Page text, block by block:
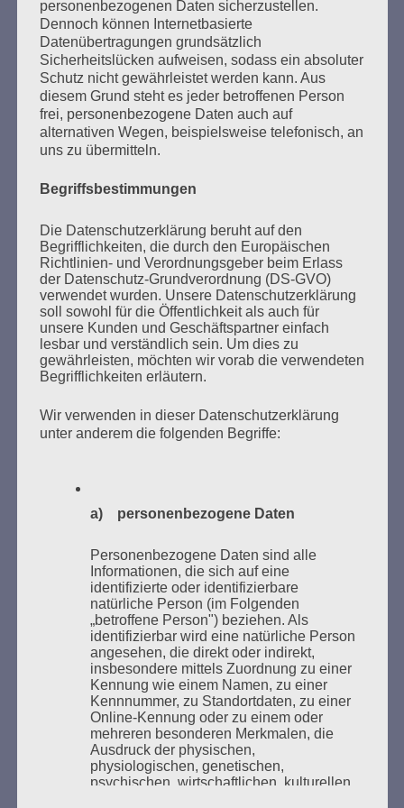
SUCHEN
NACH:
MARATHONLESUNG AUS DEN
VERBRANNTEN BÜCHERN
Donnerstag, 21. Mai 2026, 11 – 18 Uhr
des Gedenkens an die Verbrennung von Büchern am
Kaifu-Ufer – genau an dem Ort, wo im Mai 1933 NS-
Weitere Informationen:lesezeichen-setzen.de
GEDENKEN UND ERINNERN BEGINNT IN
UNSERER NACHBARSCHAFT
personenbezogenen Daten sicherzustellen.
Dennoch können Internetbasierte
Datenübertragungen grundsätzlich
Sicherheitslücken aufweisen, sodass ein absoluter
Schutz nicht gewährleistet werden kann. Aus
diesem Grund steht es jeder betroffenen Person
frei, personenbezogene Daten auch auf
alternativen Wegen, beispielsweise telefonisch, an
uns zu übermitteln.
Begriffsbestimmungen
Die Datenschutzerklärung beruht auf den
Begrifflichkeiten, die durch den Europäischen
Richtlinien- und Verordnungsgeber beim Erlass
der Datenschutz-Grundverordnung (DS-GVO)
verwendet wurden. Unsere Datenschutzerklärung
soll sowohl für die Öffentlichkeit als auch für
unsere Kunden und Geschäftspartner einfach
lesbar und verständlich sein. Um dies zu
gewährleisten, möchten wir vorab die verwendeten
Begrifflichkeiten erläutern.
Wir verwenden in dieser Datenschutzerklärung
unter anderem die folgenden Begriffe:
a) personenbezogene Daten
Personenbezogene Daten sind alle
Informationen, die sich auf eine
identifizierte oder identifizierbare
natürliche Person (im Folgenden
„betroffene Person") beziehen. Als
identifizierbar wird eine natürliche Person
angesehen, die direkt oder indirekt,
insbesondere mittels Zuordnung zu einer
Kennung wie einem Namen, zu einer
Kennnummer, zu Standortdaten, zu einer
Online-Kennung oder zu einem oder
mehreren besonderen Merkmalen, die
Ausdruck der physischen,
physiologischen, genetischen,
psychischen, wirtschaftlichen, kulturellen